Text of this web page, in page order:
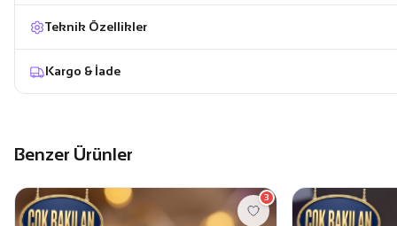
Teknik Özellikler
Kargo & İade
Benzer Ürünler
3